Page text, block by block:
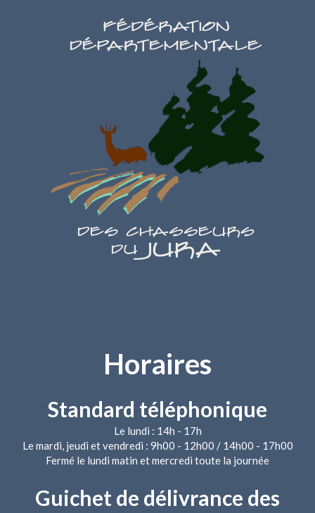
Horaires
Standard téléphonique
Le lundi : 14h - 17h
Le mardi, jeudi et vendredi : 9h00 - 12h00 / 14h00 - 17h00
Fermé le lundi matin et mercredi toute la journée
Guichet de délivrance des